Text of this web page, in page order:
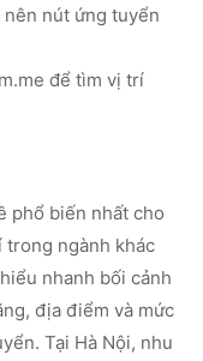
nút ứng tuyển
để tìm vị trí
phổ biến nhất cho
trong ngành khác
nhanh bối cảnh
địa điểm và mức
Tại Hà Nội, nhu